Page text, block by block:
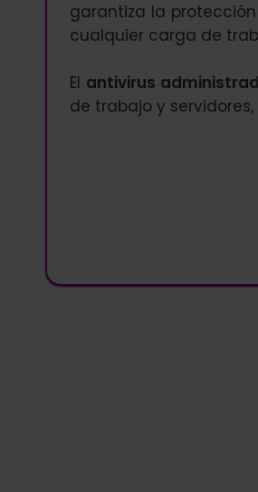
garantiza la
cualquier carga de
El antivirus
de trabajo y